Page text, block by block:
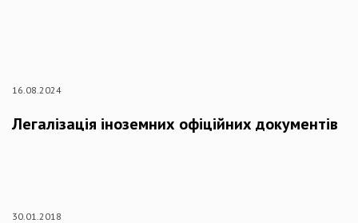
16.08.2024
Легалізація іноземних офіційних документів
30.01.2018